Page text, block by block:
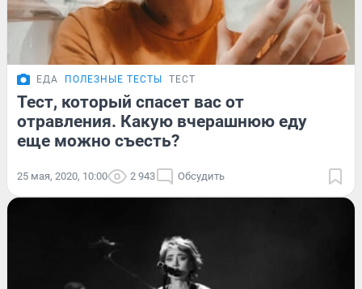
ЕДА ПОЛЕЗНЫЕ ТЕСТЫ ТЕСТ
Тест, который спасет вас от
отравления. Какую вчерашнюю еду
еще можно съесть?
25 мая, 2020, 10:00 2 943 Обсудить